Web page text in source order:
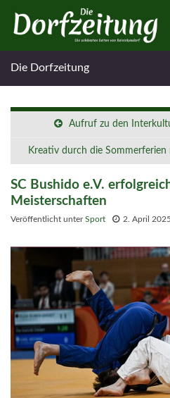
Die Dorfzeitung
Aufruf zu den
Kreativ durch die
SC Bushido e.V.
Meisterschaften
Veröffentlicht unterSport 2. April 2025